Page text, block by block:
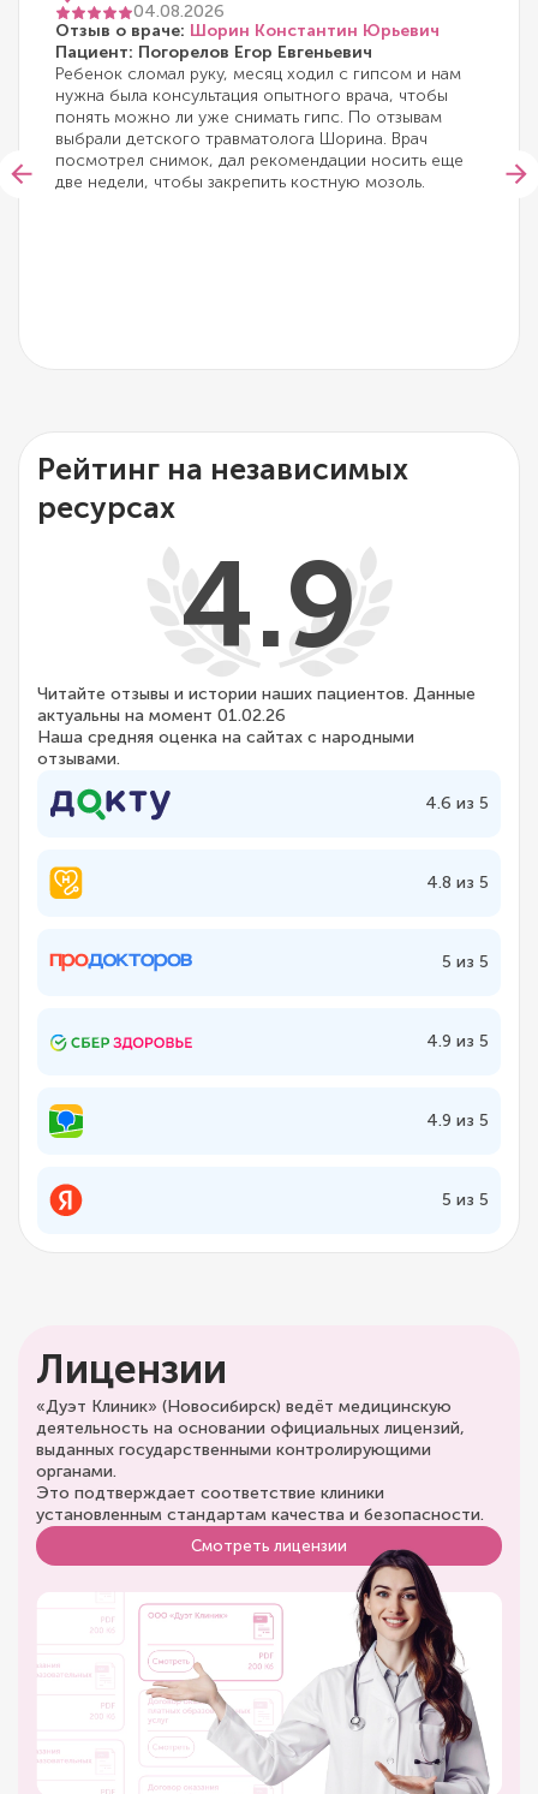
04.08.2026
Отзыв о враче: Шорин Константин Юрьевич
Пациент: Погорелов Егор Евгеньевич
Ребенок сломал руку, месяц ходил с гипсом и нам
нужна была консультация опытного врача, чтобы
понять можно ли уже снимать гипс. По отзывам
выбрали детского травматолога Шорина. Врач
посмотрел снимок, дал рекомендации носить еще
две недели, чтобы закрепить костную мозоль.
Рейтинг на независимых
ресурсах
4.9
Читайте отзывы и истории наших пациентов. Данные
актуальны на момент 01.02.26
Наша средняя оценка на сайтах с народными
отзывами.
4.6 из 5
4.8 из 5
5 из 5
4.9 из 5
4.9 из 5
5 из 5
Лицензии
«Дуэт Клиник» (Новосибирск) ведёт медицинскую
деятельность на основании официальных лицензий,
выданных государственными контролирующими
органами.
Это подтверждает соответствие клиники
установленным стандартам качества и безопасности.
Смотреть лицензии